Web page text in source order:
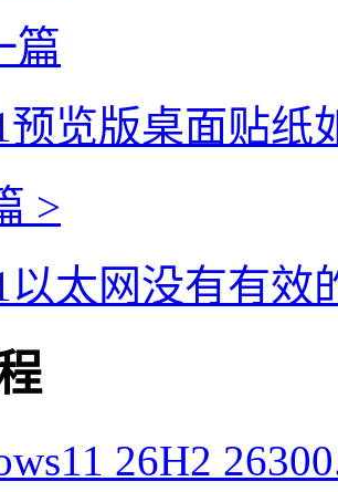
篇
预览版桌面贴纸
>
以太网没有有效
26H2